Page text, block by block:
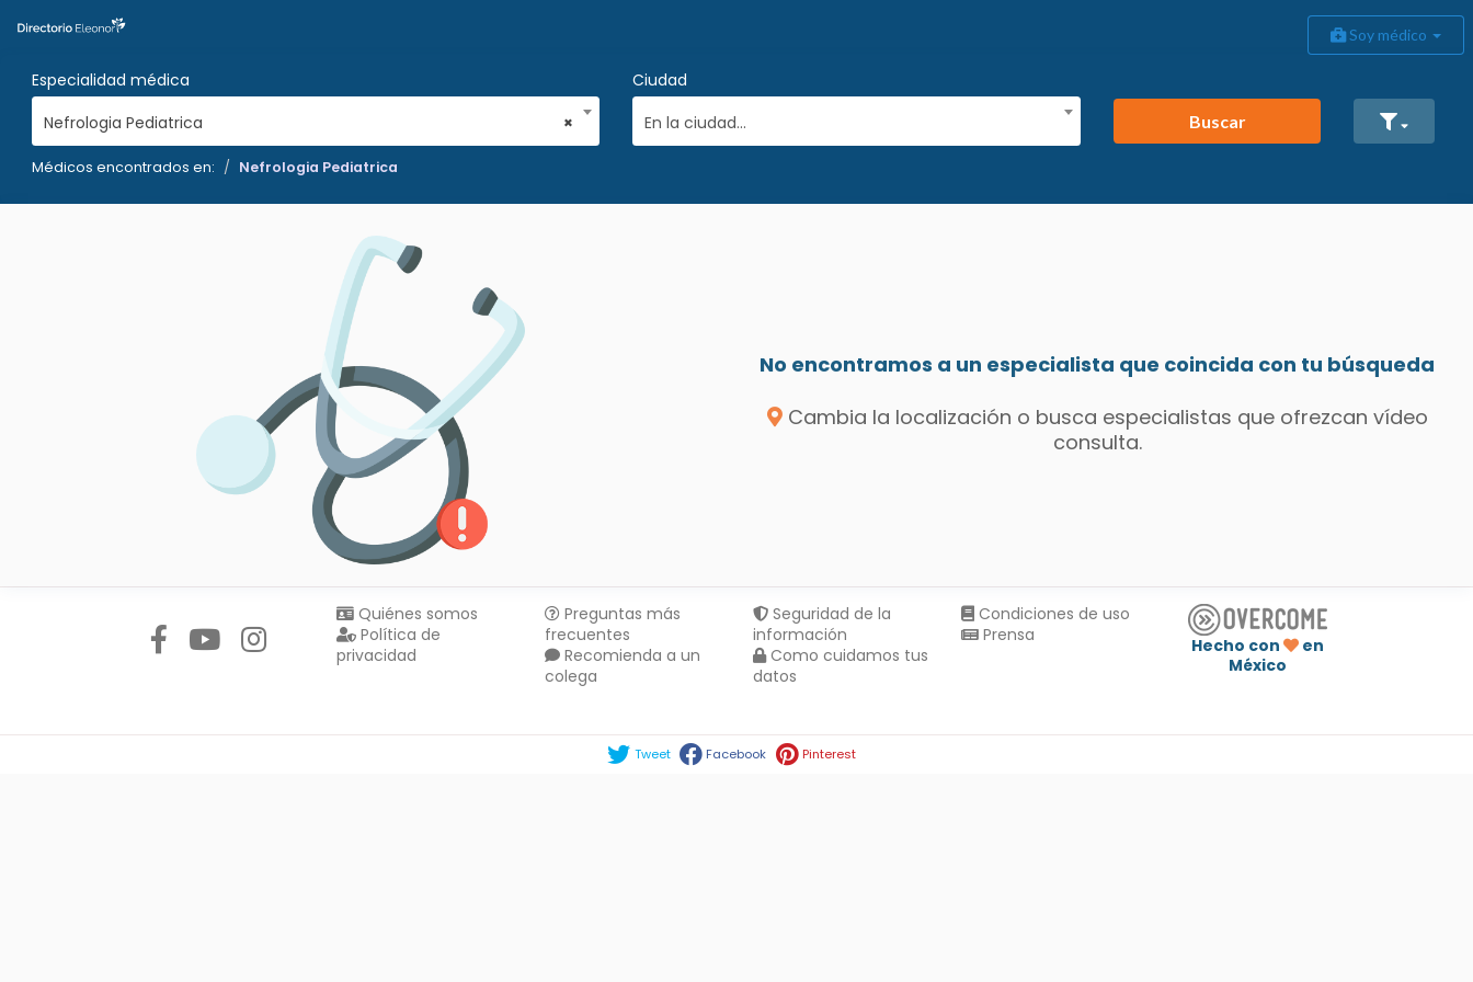
Soy médico
Especialidad médica
×
Nefrologia Pediatrica
Ciudad
En la ciudad...
Buscar
Médicos encontrados en: Nefrologia Pediatrica
No encontramos a un especialista que coincida con tu búsqueda
Cambia la localización o busca especialistas que ofrezcan vídeo
consulta.
Quiénes somos
Política de
privacidad
Preguntas más
frecuentes
Recomienda a un
colega
Seguridad de la
información
Como cuidamos tus
datos
Condiciones de uso
Prensa
Hecho con
en
México
Tweet Facebook Pinterest